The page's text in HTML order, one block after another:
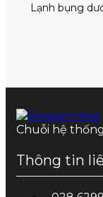
Lạnh bụng
Chuỗi hệ
Thông tin